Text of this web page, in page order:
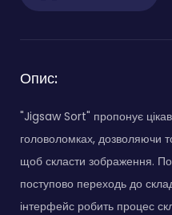
Опис:
"Jigsaw Sort" пропонує
головоломках, дозволяючи
щоб скласти зображення.
поступово переходь до
інтерфейс робить процес